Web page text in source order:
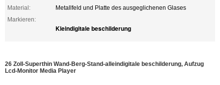
Material:
Metallfeld und Platte des ausgeglichenen Glases
Markieren:
Kleindigitale beschilderung
26 Zoll-Superthin Wand-Berg-Stand-alleindigitale beschilderung, Aufzug
Lcd-Monitor Media Player